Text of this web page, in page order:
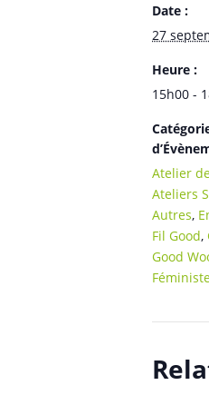
Date :
27
Heure :
15h00 -
Atelier
Ateliers
Autres,
Fil Good,
Good